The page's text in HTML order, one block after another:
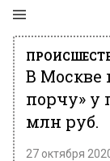
В Москве
порчу» у
млн руб.
27 октября